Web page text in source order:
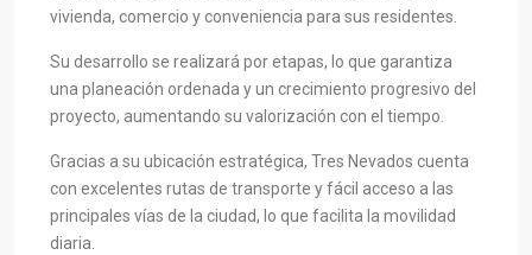
vivienda, comercio y conveniencia para sus residentes.
Su desarrollo se realizará por etapas, lo que garantiza
una planeación ordenada y un crecimiento progresivo del
proyecto, aumentando su valorización con el tiempo.
Gracias a su ubicación estratégica, Tres Nevados cuenta
con excelentes rutas de transporte y fácil acceso a las
principales vías de la ciudad, lo que facilita la movilidad
diaria.